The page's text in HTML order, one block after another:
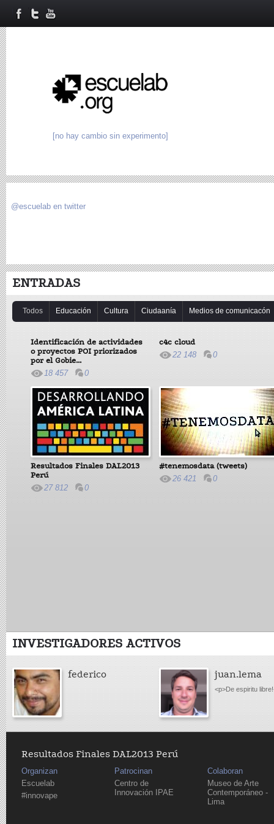
[no hay cambio sin experimento]
@escuelab en twitter
ENTRADAS
Todos Educación Cultura Ciudaanía Medios de comunicacón
Identificación de actividades
o proyectos POI priorizados
por el Gobie...
18 457
0
c4c cloud
22 148
0
Resultados Finales DAL2013
Perú
27 812
0
#tenemosdata (tweets)
26 421
0
INVESTIGADORES ACTIVOS
federico juan.lema
<p>De espiritu
Resultados Finales DAL2013 Perú
Organizan
Escuelab
#innovape
Patrocinan
Centro de
Innovación IPAE
Colaboran
Museo de Arte
Contemporáneo -
Lima